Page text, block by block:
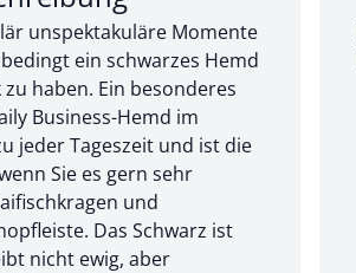
unspektakuläre Momente
ein schwarzes Hemd
haben. Ein besonderes
Business-Hemd im
jeder Tageszeit und ist die
Sie es gern sehr
und
Das Schwarz ist
nicht ewig, aber